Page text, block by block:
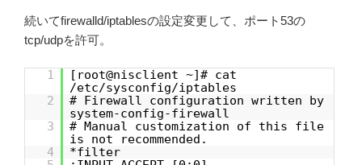
続いてfirewalld/iptablesの設定変更して、ポート53の
tcp/udpを許可。
1
[root@nisclient ~]# cat
/etc/sysconfig/iptables
2
# Firewall configuration written by
system-config-firewall
3
# Manual customization of this file
is not recommended.
4
*filter